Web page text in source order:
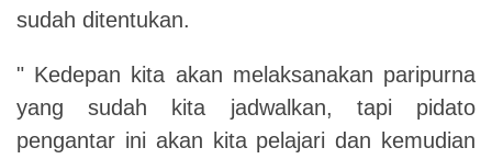
sudah ditentukan.
" Kedepan kita akan melaksanakan paripurna
yang sudah kita jadwalkan, tapi pidato
pengantar ini akan kita pelajari dan kemudian